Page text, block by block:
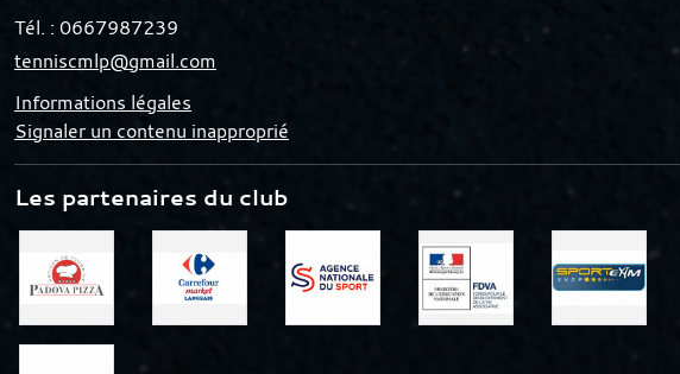
Tél. : 0667987239
tenniscmlp@gmail.com
Informations légales
Signaler un contenu inapproprié
Les partenaires du club